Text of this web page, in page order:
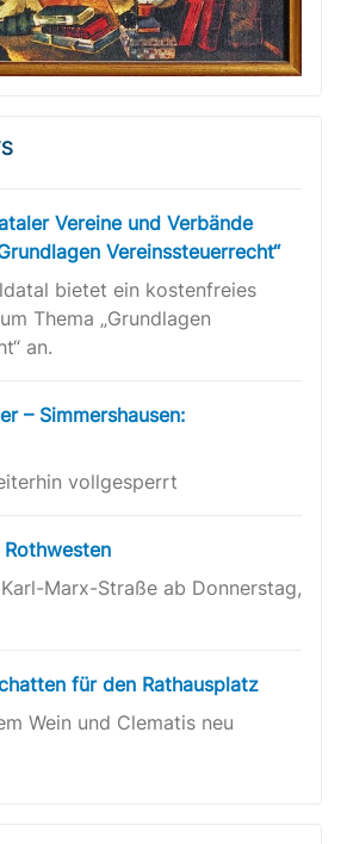
Vereine und Verbände
Vereinssteuerrecht“
bietet ein kostenfreies
Thema „Grundlagen
an.
– Simmershausen:
vollgesperrt
Marx-Straße ab Donnerstag,
für den Rathausplatz
Wein und Clematis neu